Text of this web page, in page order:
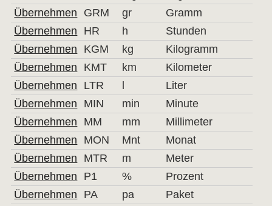
Übernehmen
GRM gr
Gramm
Übernehmen
HR h
Stunden
Übernehmen
KGM kg
Kilogramm
Übernehmen
KMT km
Kilometer
Übernehmen
LTR
Liter
Übernehmen
MIN min
Minute
Übernehmen
MM mm
Millimeter
Übernehmen
MON Mnt
Monat
Übernehmen
MTR m
Meter
Übernehmen
P1 %
Prozent
Übernehmen
PA pa
Paket